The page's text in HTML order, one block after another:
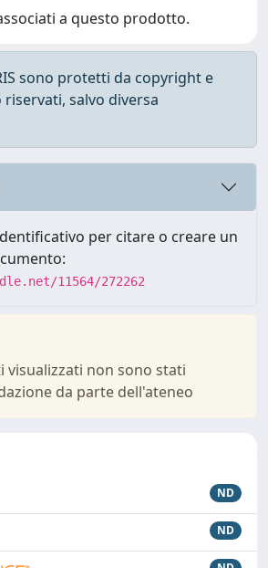
a questo prodotto.
sono protetti da copyright e
salvo diversa
per citare o creare un
11564/272262
visualizzati non sono stati
da parte dell'ateneo
ND
ND